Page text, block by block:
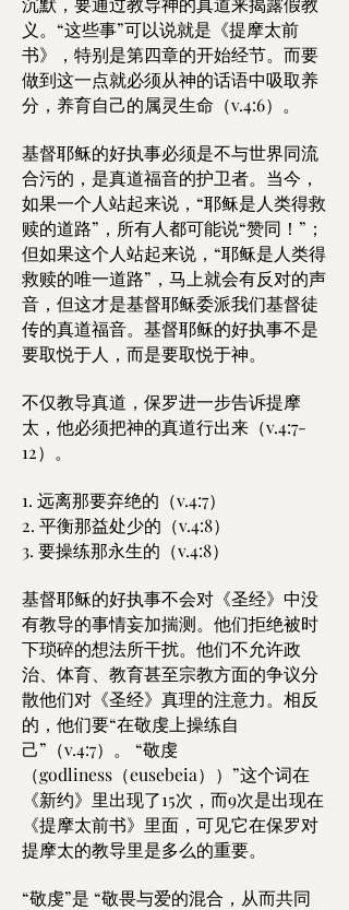
义。“这些事”可以说就是《提摩太前
书》，特别是第四章的开始经节。而要
做到这一点就必须从神的话语中吸取养
分，养育自己的属灵生命（v.4:6）。
基督耶稣的好执事必须是不与世界同流
合污的，是真道福音的护卫者。当今，
如果一个人站起来说，“耶稣是人类得救
赎的道路”，所有人都可能说“赞同！”；
但如果这个人站起来说，“耶稣是人类得
救赎的唯一道路”，马上就会有反对的声
音，但这才是基督耶稣委派我们基督徒
传的真道福音。基督耶稣的好执事不是
要取悦于人，而是要取悦于神。
不仅教导真道，保罗进一步告诉提摩
太，他必须把神的真道行出来（v.4:7-
12）。
1. 远离那要弃绝的（v.4:7）
2. 平衡那益处少的（v.4:8）
3. 要操练那永生的（v.4:8）
基督耶稣的好执事不会对《圣经》中没
有教导的事情妄加揣测。他们拒绝被时
下琐碎的想法所干扰。他们不允许政
治、体育、教育甚至宗教方面的争议分
散他们对《圣经》真理的注意力。相反
的，他们要“在敬虔上操练自
己”（v.4:7）。 “敬虔
（godliness（eusebeia））”这个词在
《新约》里出现了15次，而9次是出现在
《提摩太前书》里面，可见它在保罗对
提摩太的教导里是多么的重要。
“敬虔”是 “敬畏与爱的混合，从而共同